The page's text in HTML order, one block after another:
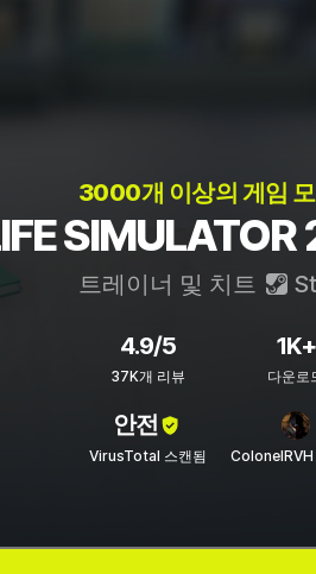
3000개 이상의 게임
SIMULATOR
트레이너 및 치트
4.9/5
37K개 리뷰
1K+
다운로
안전
VirusTotal 스캔됨